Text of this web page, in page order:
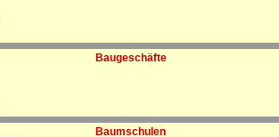
Baugeschäfte
Baumschulen